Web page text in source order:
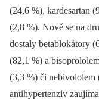
(24,6 %), kardesartan
(2,8 %). Nově se na
dostaly betablokátory
(82,1 %) a
(3,3 %) či nebivololem
antihypertenziv